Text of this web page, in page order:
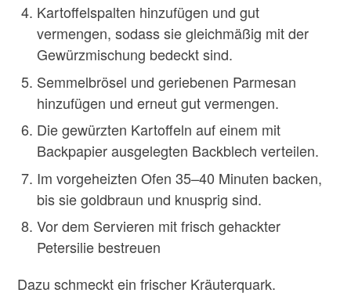
Kartoffelspalten hinzufügen und gut
vermengen, sodass sie gleichmäßig mit der
Gewürzmischung bedeckt sind.
Semmelbrösel und geriebenen Parmesan
hinzufügen und erneut gut vermengen.
Die gewürzten Kartoffeln auf einem mit
Backpapier ausgelegten Backblech verteilen.
Im vorgeheizten Ofen 35–40 Minuten backen,
bis sie goldbraun und knusprig sind.
Vor dem Servieren mit frisch gehackter
Petersilie bestreuen
Dazu schmeckt ein frischer Kräuterquark.